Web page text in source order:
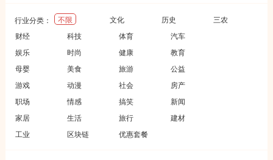
行业分类： 不限 文化 历史
三农
财经
科技 体育
汽车
娱乐
时尚 健康
教育
母婴
美食 旅游
公益
游戏
动漫 社会
房产
职场
情感 搞笑
新闻
家居
生活 旅行
建材
工业
区块链 优惠套餐